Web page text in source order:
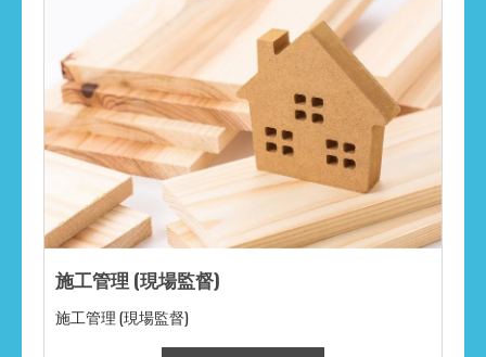
施工管理 (現場監督)
施工管理 (現場監督)